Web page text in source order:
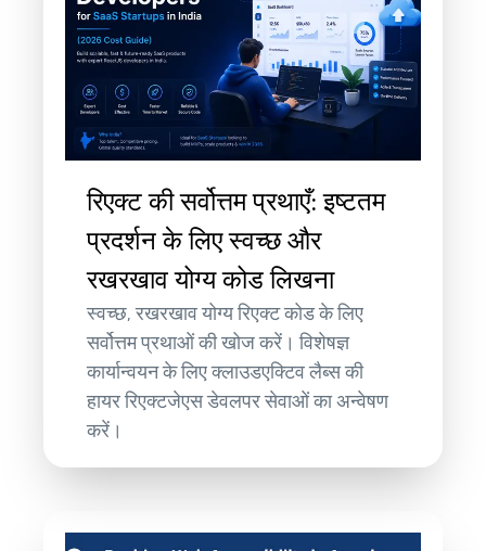
रिएक्ट की सर्वोत्तम प्रथाएँ: इष्टतम
प्रदर्शन के लिए स्वच्छ और
रखरखाव योग्य कोड लिखना
स्वच्छ, रखरखाव योग्य रिएक्ट कोड के लिए
सर्वोत्तम प्रथाओं की खोज करें। विशेषज्ञ
कार्यान्वयन के लिए क्लाउडएक्टिव लैब्स की
हायर रिएक्टजेएस डेवलपर सेवाओं का अन्वेषण
करें।